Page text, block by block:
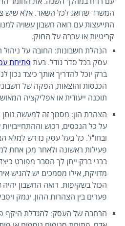
המשרד שדואג לכל השאר. אלא שיש
התייעצות עם רואה חשבון עשויה
קריטיות או עברה על החוק.
הנהלת חשבונות: החובה על ניהול
עסק בכל סדר גודל. בעת פתיחת
ברק יוכל להדריך אותך כיצד נכון
הכנסות והוצאות, הפקה של
תוכנה ייעודית או אפליקציה
הצהרת הון: מסמך זה למעשה
על כל הנכסים, רכוש
ובחו"ל. כל בעל עסק נדרש למלא
פעילות ראשונה ולאחר מכן אחת
בבני ברק ייתן לך הסבר מפורט
מדויקת, אילו מסמכים יש להגיש
הכול בשקיפות. רואה החשבון יהיה
פערים בין הצהרות ההון, ינמק
הרחבה של העסק: להגדלת היקף